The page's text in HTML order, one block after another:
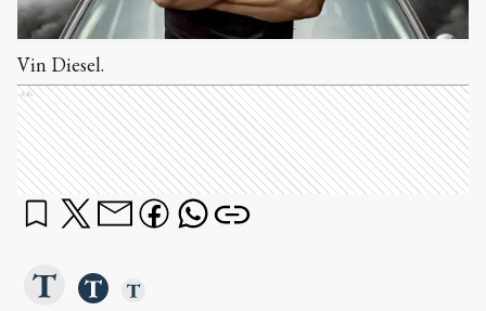
Vin Diesel.
Ads